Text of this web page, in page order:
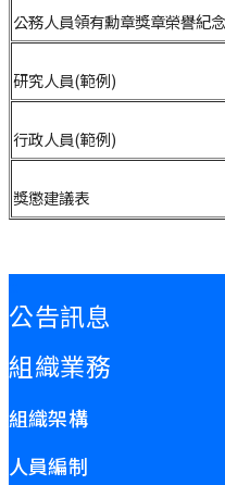
公務人員領有勳章獎章榮譽紀
研究人員(範例)
行政人員(範例)
獎懲建議表
公告訊息
組織業務
組織架構
人員編制